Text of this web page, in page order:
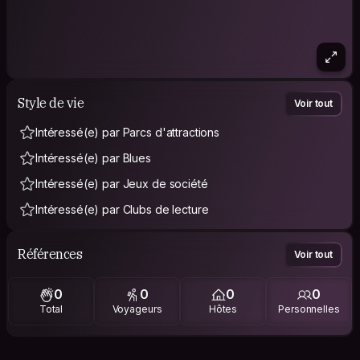
Style de vie Voir tout
Intéressé(e) par Parcs d'attractions
Intéressé(e) par Blues
Intéressé(e) par Jeux de société
Intéressé(e) par Clubs de lecture
Références Voir tout
0
Total
0
Voyageurs
0
Hôtes
0
Personnelles